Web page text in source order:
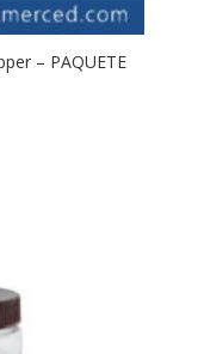
– PAQUETE